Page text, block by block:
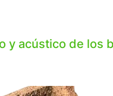
y acústico de los